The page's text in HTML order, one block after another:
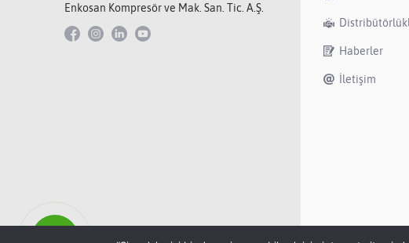
Enkosan Kompresör ve Mak. San. Tic. A.Ş.
Haberler
İletişim